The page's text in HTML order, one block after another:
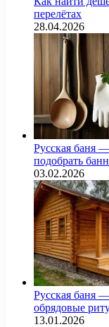
перелётах
28.04.2026
Русская баня
подобрать
03.02.2026
Русская баня
обрядовые
13.01.2026